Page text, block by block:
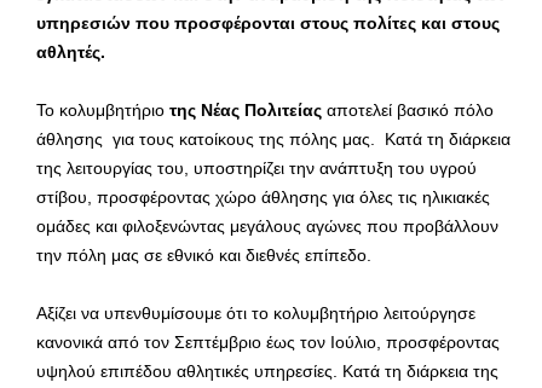
υπηρεσιών που προσφέρονται στους πολίτες και στους
αθλητές.
Το κολυμβητήριο της Νέας Πολιτείας αποτελεί βασικό πόλο
άθλησης για τους κατοίκους της πόλης μας. Κατά τη διάρκεια
της λειτουργίας του, υποστηρίζει την ανάπτυξη του υγρού
στίβου, προσφέροντας χώρο άθλησης για όλες τις ηλικιακές
ομάδες και φιλοξενώντας μεγάλους αγώνες που προβάλλουν
την πόλη μας σε εθνικό και διεθνές επίπεδο.
Αξίζει να υπενθυμίσουμε ότι το κολυμβητήριο λειτούργησε
κανονικά από τον Σεπτέμβριο έως τον Ιούλιο, προσφέροντας
υψηλού επιπέδου αθλητικές υπηρεσίες. Κατά τη διάρκεια της